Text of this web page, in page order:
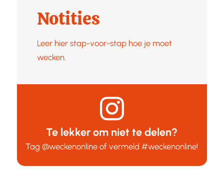
Notities
Leer hier stap-voor-stap hoe je moet
wecken.
Te lekker om niet te delen?
Tag@weckenonline of vermeld#weckenonline!